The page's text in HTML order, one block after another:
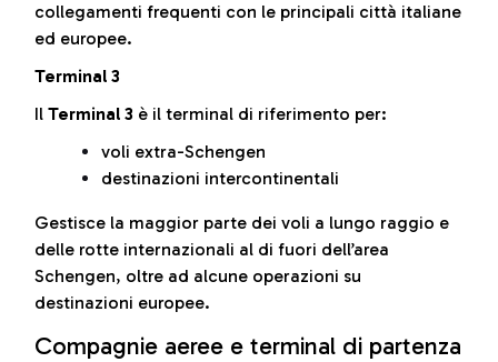
collegamenti frequenti con le principali città italiane
ed europee.
Terminal 3
Il Terminal 3 è il terminal di riferimento per:
voli extra-Schengen
destinazioni intercontinentali
Gestisce la maggior parte dei voli a lungo raggio e
delle rotte internazionali al di fuori dell’area
Schengen, oltre ad alcune operazioni su
destinazioni europee.
Compagnie aeree e terminal di partenza